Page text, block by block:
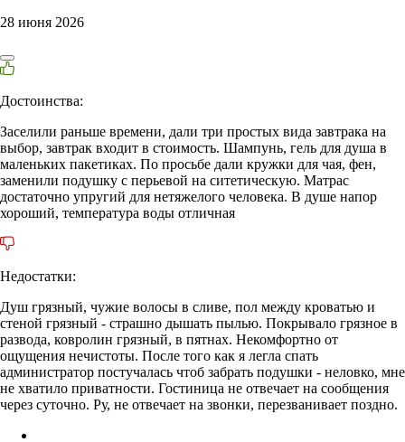
28 июня 2026
Достоинства:
Заселили раньше времени, дали три простых вида завтрака на
выбор, завтрак входит в стоимость. Шампунь, гель для душа в
маленьких пакетиках. По просьбе дали кружки для чая, фен,
заменили подушку с перьевой на ситетическую. Матрас
достаточно упругий для нетяжелого человека. В душе напор
хороший, температура воды отличная
Недостатки:
Душ грязный, чужие волосы в сливе, пол между кроватью и
стеной грязный - страшно дышать пылью. Покрывало грязное в
развода, ковролин грязный, в пятнах. Некомфортно от
ощущения нечистоты. После того как я легла спать
администратор постучалась чтоб забрать подушки - неловко, мне
не хватило приватности. Гостиница не отвечает на сообщения
через суточно. Ру, не отвечает на звонки, перезванивает поздно.